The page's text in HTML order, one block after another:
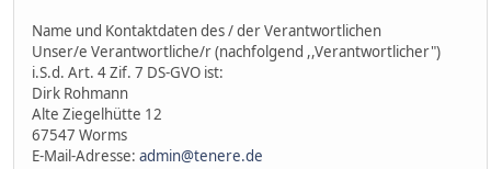
Name und Kontaktdaten des / der Verantwortlichen
Unser/e Verantwortliche/r (nachfolgend ,,Verantwortlicher")
i.S.d. Art. 4 Zif. 7 DS-GVO ist:
Dirk Rohmann
Alte Ziegelhütte 12
67547 Worms
E-Mail-Adresse: admin@tenere.de